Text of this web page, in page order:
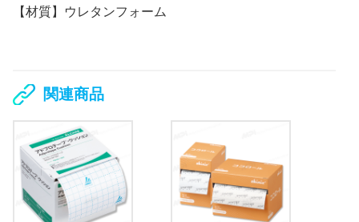
【材質】ウレタンフォーム
関連商品